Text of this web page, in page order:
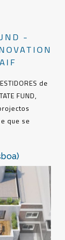
-
de
FUND,
que se